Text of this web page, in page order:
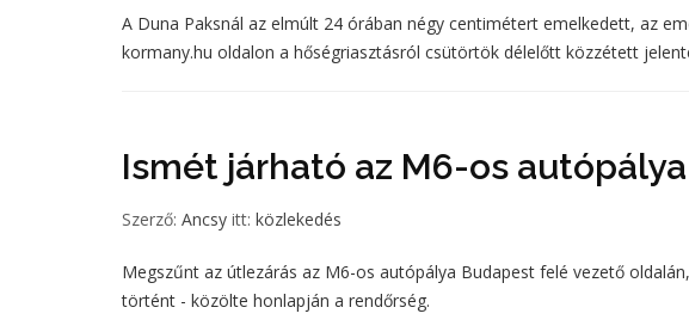
A Duna Paksnál az elmúlt 24 órában négy centimétert emelkedett, az
kormany.hu oldalon a hőségriasztásról csütörtök délelőtt közzétett
Ismét járható az M6-os
Szerző: Ancsy itt: közlekedés
Megszűnt az útlezárás az M6-os autópálya Budapest felé vezető
történt - közölte honlapján a rendőrség.